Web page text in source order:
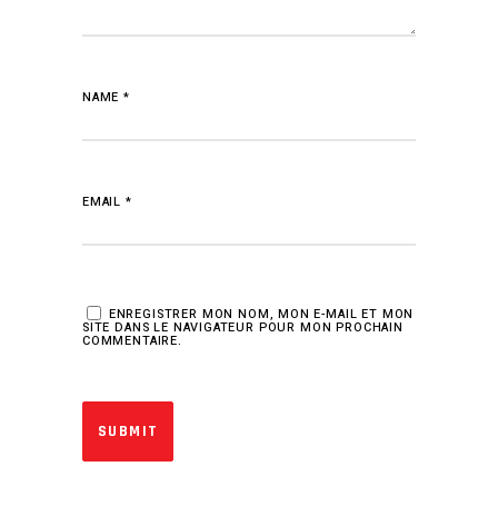
NAME*
EMAIL *
ENREGISTRER MON NOM, MON E-MAIL ET MON
SITE DANS LE NAVIGATEUR POUR MON PROCHAIN
COMMENTAIRE.